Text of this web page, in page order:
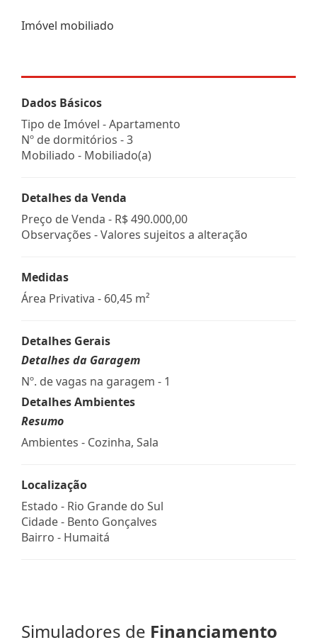
Imóvel mobiliado
Dados Básicos
Tipo de Imóvel - Apartamento
Nº de dormitórios - 3
Mobiliado - Mobiliado(a)
Detalhes da Venda
Preço de Venda - R$ 490.000,00
Observações - Valores sujeitos a alteração
Medidas
Área Privativa - 60,45 m²
Detalhes Gerais
Detalhes da Garagem
Nº. de vagas na garagem - 1
Detalhes Ambientes
Resumo
Ambientes - Cozinha, Sala
Localização
Estado - Rio Grande do Sul
Cidade - Bento Gonçalves
Bairro - Humaitá
Simuladores de Financiamento